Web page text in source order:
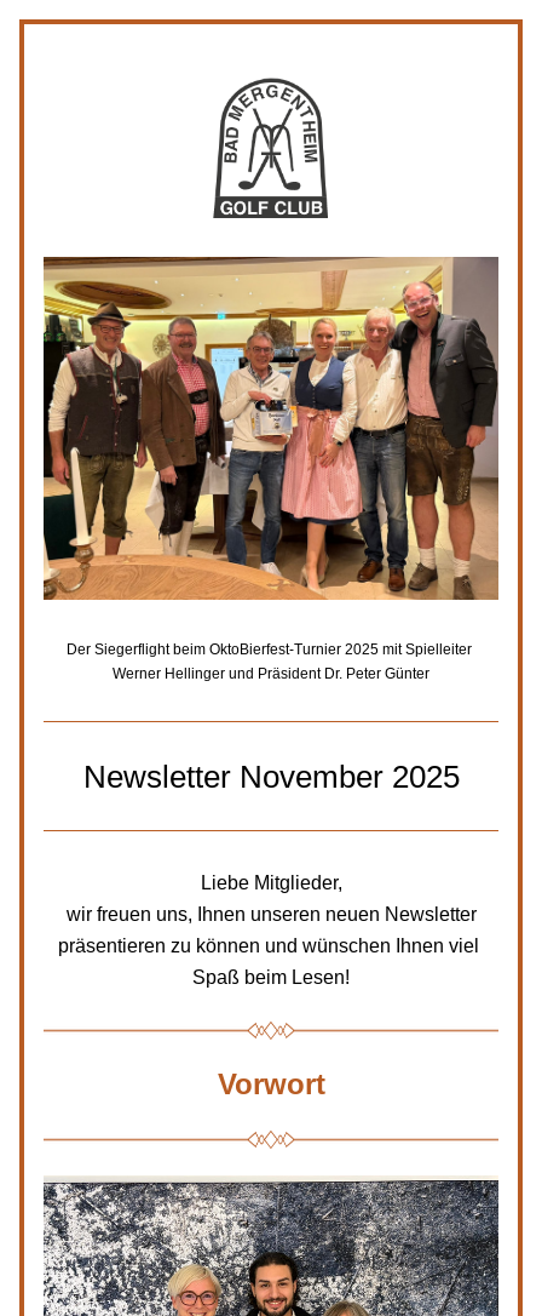
Der Siegerflight beim OktoBierfest-Turnier 2025 mit Spielleiter
Werner Hellinger und Präsident Dr. Peter Günter
Newsletter November 2025
Liebe Mitglieder,
wir freuen uns, Ihnen unseren neuen Newsletter
präsentieren zu können und wünschen Ihnen viel
Spaß beim Lesen!
Vorwort